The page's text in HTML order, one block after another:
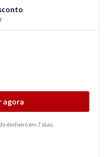
agora
dinheiro em 7 dias.